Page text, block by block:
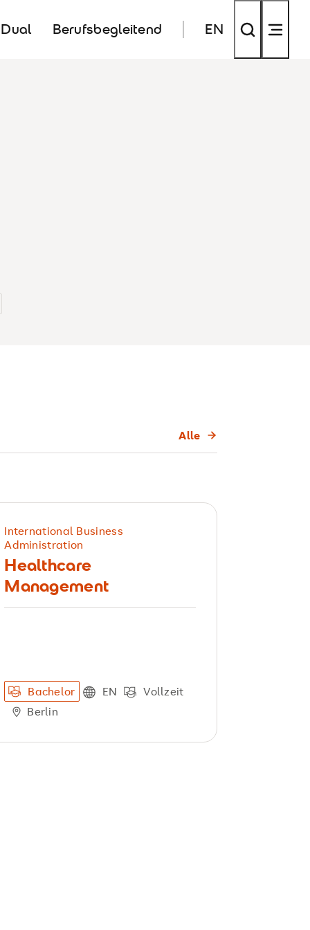
Dual Berufsbegleitend EN
Alle
International Business
Administration
Healthcare
Management
Bachelor EN
Vollzeit
Berlin